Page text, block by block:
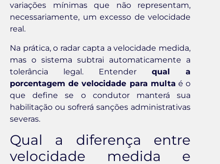
variações mínimas que não representam,
necessariamente, um excesso de velocidade
real.
Na prática, o radar capta a velocidade medida,
mas o sistema subtrai automaticamente a
tolerância legal. Entender qual a
porcentagem de velocidade para multa é o
que define se o condutor manterá sua
habilitação ou sofrerá sanções administrativas
severas.
Qual a diferença entre
velocidade medida e